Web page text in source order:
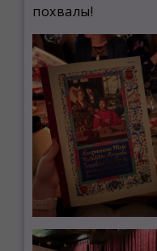
похвалы!